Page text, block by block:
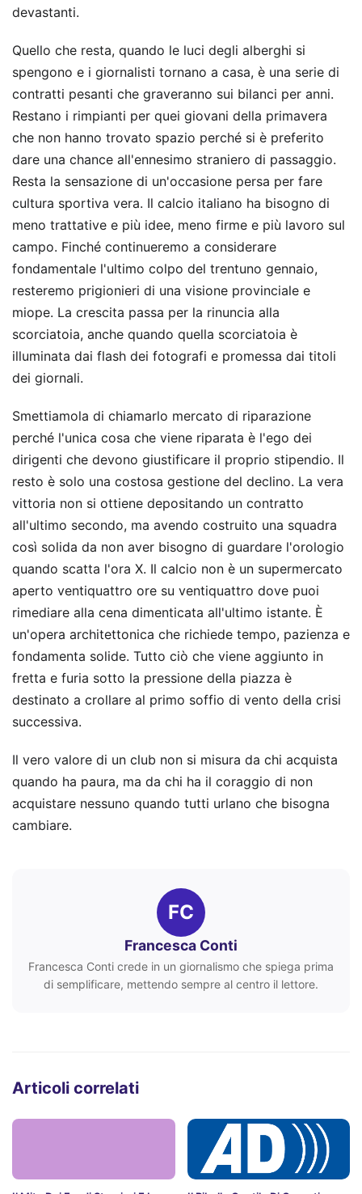
devastanti.
Quello che resta, quando le luci degli alberghi si
spengono e i giornalisti tornano a casa, è una serie di
contratti pesanti che graveranno sui bilanci per anni.
Restano i rimpianti per quei giovani della primavera
che non hanno trovato spazio perché si è preferito
dare una chance all'ennesimo straniero di passaggio.
Resta la sensazione di un'occasione persa per fare
cultura sportiva vera. Il calcio italiano ha bisogno di
meno trattative e più idee, meno firme e più lavoro sul
campo. Finché continueremo a considerare
fondamentale l'ultimo colpo del trentuno gennaio,
resteremo prigionieri di una visione provinciale e
miope. La crescita passa per la rinuncia alla
scorciatoia, anche quando quella scorciatoia è
illuminata dai flash dei fotografi e promessa dai titoli
dei giornali.
Smettiamola di chiamarlo mercato di riparazione
perché l'unica cosa che viene riparata è l'ego dei
dirigenti che devono giustificare il proprio stipendio. Il
resto è solo una costosa gestione del declino. La vera
vittoria non si ottiene depositando un contratto
all'ultimo secondo, ma avendo costruito una squadra
così solida da non aver bisogno di guardare l'orologio
quando scatta l'ora X. Il calcio non è un supermercato
aperto ventiquattro ore su ventiquattro dove puoi
rimediare alla cena dimenticata all'ultimo istante. È
un'opera architettonica che richiede tempo, pazienza e
fondamenta solide. Tutto ciò che viene aggiunto in
fretta e furia sotto la pressione della piazza è
destinato a crollare al primo soffio di vento della crisi
successiva.
Il vero valore di un club non si misura da chi acquista
quando ha paura, ma da chi ha il coraggio di non
acquistare nessuno quando tutti urlano che bisogna
cambiare.
FC
Francesca Conti
Francesca Conti crede in un giornalismo che spiega prima
di semplificare, mettendo sempre al centro il lettore.
Articoli correlati